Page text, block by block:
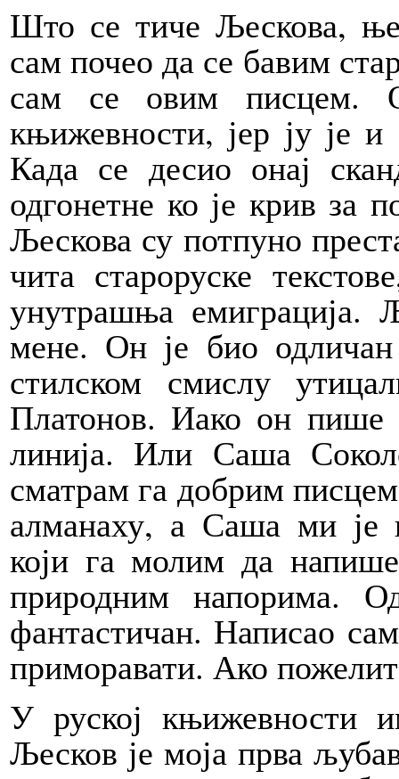
Што се тиче Љескова,
сам почео да се бавим
сам се овим писцем.
књижевности, јер ју је
Када се десио онај
одгонетне ко је крив за
Љескова су потпуно
чита староруске
унутрашња емиграција.
мене. Он је био
стилском смислу
Платонов. Иако он пише
линија. Или Саша
сматрам га добрим
алманаху, а Саша ми је
који га молим да
природним напорима.
фантастичан. Написао
приморавати. Ако
У руској књижевности
Љесков је моја прва